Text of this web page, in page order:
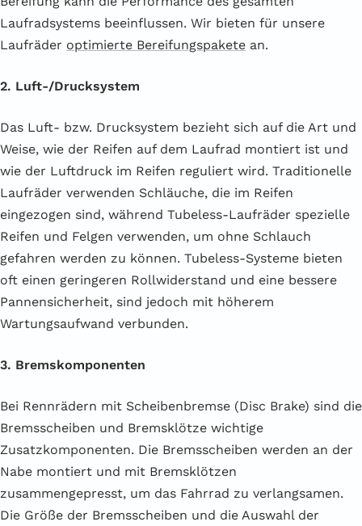
Laufradsystems beeinflussen. Wir bieten für unsere
Laufräder optimierte Bereifungspakete an.
2. Luft-/Drucksystem
Das Luft- bzw. Drucksystem bezieht sich auf die Art und
Weise, wie der Reifen auf dem Laufrad montiert ist und
wie der Luftdruck im Reifen reguliert wird. Traditionelle
Laufräder verwenden Schläuche, die im Reifen
eingezogen sind, während Tubeless-Laufräder spezielle
Reifen und Felgen verwenden, um ohne Schlauch
gefahren werden zu können. Tubeless-Systeme bieten
oft einen geringeren Rollwiderstand und eine bessere
Pannensicherheit, sind jedoch mit höherem
Wartungsaufwand verbunden.
3. Bremskomponenten
Bei Rennrädern mit Scheibenbremse (Disc Brake) sind die
Bremsscheiben und Bremsklötze wichtige
Zusatzkomponenten. Die Bremsscheiben werden an der
Nabe montiert und mit Bremsklötzen
zusammengepresst, um das Fahrrad zu verlangsamen.
Die Größe der Bremsscheiben und die Auswahl der